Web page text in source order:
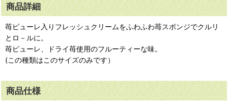
商品詳細
苺ピューレ入りフレッシュクリームをふわふわ苺スポンジでクルリ
とロ－ルに。
苺ピューレ、ドライ苺使用のフルーティーな味。
(この種類はこのサイズのみです）
商品仕様